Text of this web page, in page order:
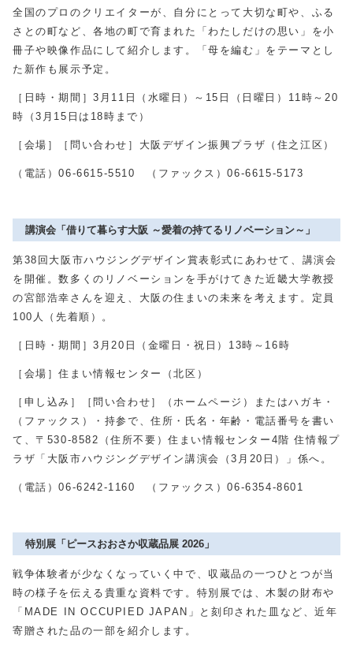
全国のプロのクリエイターが、自分にとって大切な町や、ふる
さとの町など、各地の町で育まれた「わたしだけの思い」を小
冊子や映像作品にして紹介します。「母を編む」をテーマとし
た新作も展示予定。
［日時・期間］3 月 11 日（水曜日）～ 15 日（日曜日） 11 時～20
時（3 月 15 日は 18 時まで）
［会場］［問い合わせ］大阪デザイン振興プラザ（住之江区）
（電話）06-6615-5510 （ファックス）06-6615-5173
講演会「借りて暮らす大阪 ～愛着の持てるリノベーション～」
第38 回大阪市ハウジングデザイン賞表彰式にあわせて、講演会
を開催。数多くのリノベーションを手がけてきた近畿大学教授
の宮部浩幸さんを迎え、大阪の住まいの未来を考えます。定員
100 人（先着順）。
［日時・期間］3 月20 日（金曜日・祝日） 13時～ 16 時
［会場］住まい情報センター（北区）
［申し込み］［問い合わせ］（ホームページ）またはハガキ・
（ファックス）・持参で、住所・氏名・年齢・電話番号を書い
て、〒 530-8582 （住所不要）住まい情報センター 4階 住情報プ
ラザ「大阪市ハウジングデザイン講演会（3 月 20 日）」係へ。
（電話）06-6242-1160 （ファックス）06-6354-8601
特別展「ピースおおさか収蔵品展 2026」
戦争体験者が少なくなっていく中で、収蔵品の一つひとつが当
時の様子を伝える貴重な資料です。特別展では、木製の財布や
「 MADE IN OCCUPIED JAPAN 」と刻印された皿など、近年
寄贈された品の一部を紹介します。